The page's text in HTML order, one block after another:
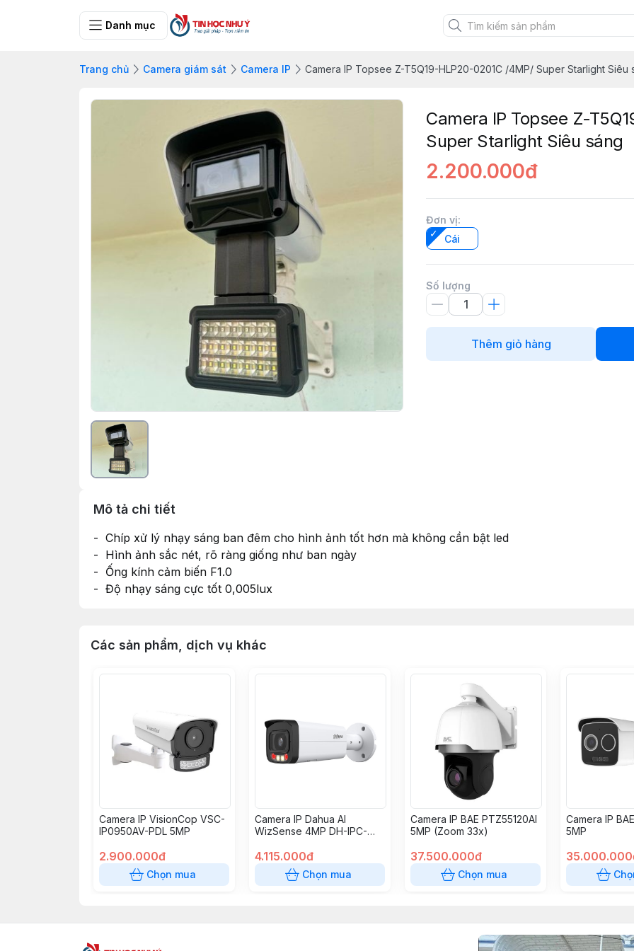
Danh mục
Trang chủ Camera giám sát Camera IP Camera IP Topsee Z-T5Q19-HLP20-0201C /4MP/ Super Starlight Siêu
Camera IP Topsee Z-
Super Starlight Siêu sáng
2.200.000đ
Đơn vị:
Cái
Số lượng
Thêm giỏ hàng
Mô tả chi tiết
- Chíp xử lý nhạy sáng ban đêm cho hình ảnh tốt hơn mà không cần bật led
- Hình ảnh sắc nét, rõ ràng giống như ban ngày
- Ống kính cảm biến F1.0
- Độ nhạy sáng cực tốt 0,005lux
Các sản phẩm, dịch vụ khác
Camera IP VisionCop VSC-
IP0950AV-PDL 5MP
2.900.000đ
Chọn mua
Camera IP Dahua AI
WizSense 4MP DH-IPC-
4.115.000đ
Chọn mua
Camera IP BAE PTZ55120AI
5MP (Zoom 33x)
37.500.000đ
Chọn mua
Camera IP
5MP